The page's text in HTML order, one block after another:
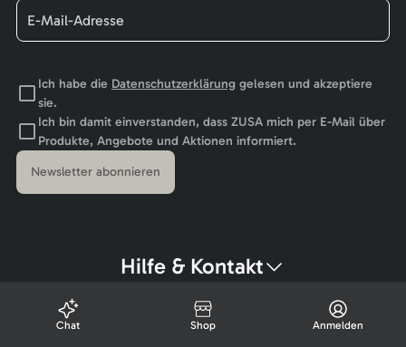
Ich habe die Datenschutzerklärunggelesen und akzeptiere
sie.
Ich bin damit einverstanden, dass ZUSA mich per E-Mail über
Produkte, Angebote und Aktionen informiert.
Newsletter abonnieren
Hilfe & Kontakt
Chat Shop Anmelden